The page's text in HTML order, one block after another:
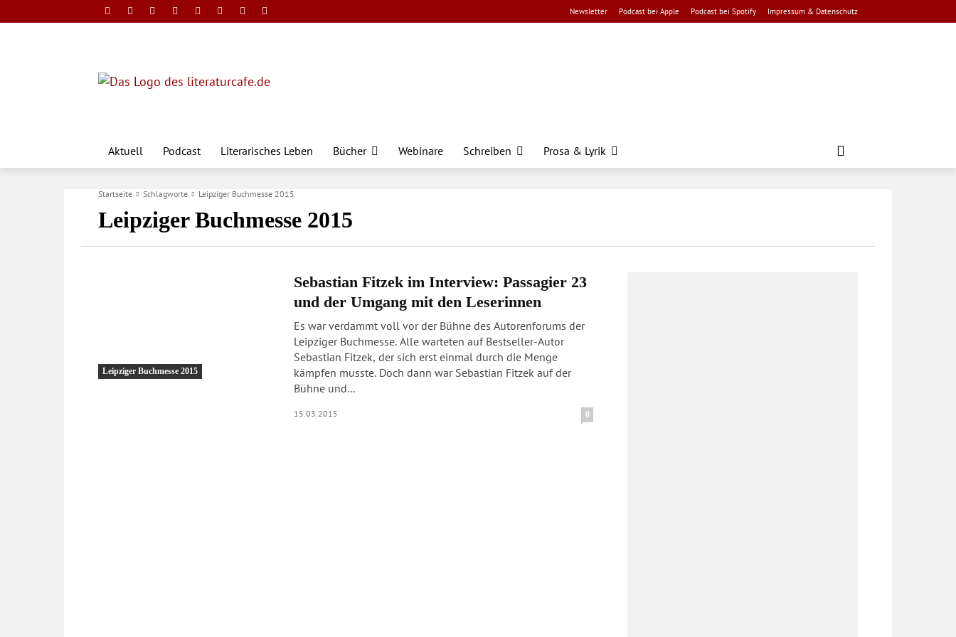
Newsletter Podcast bei Apple Podcast bei Spotify Impressum & Datenschutz
Aktuell Podcast Literarisches Leben Bücher Webinare Schreiben Prosa & Lyrik
Startseite Schlagworte Leipziger Buchmesse 2015
Leipziger Buchmesse 2015
Leipziger Buchmesse 2015
Sebastian Fitzek im Interview: Passagier 23
und der Umgang mit den Leserinnen
Es war verdammt voll vor der Bühne des Autorenforums der
Leipziger Buchmesse. Alle warteten auf Bestseller-Autor
Sebastian Fitzek, der sich erst einmal durch die Menge
kämpfen musste. Doch dann war Sebastian Fitzek auf der
Bühne und...
15.03.2015 0